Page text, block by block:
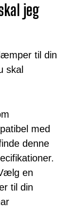
jeg
til din
skal
med
denne
en
til din